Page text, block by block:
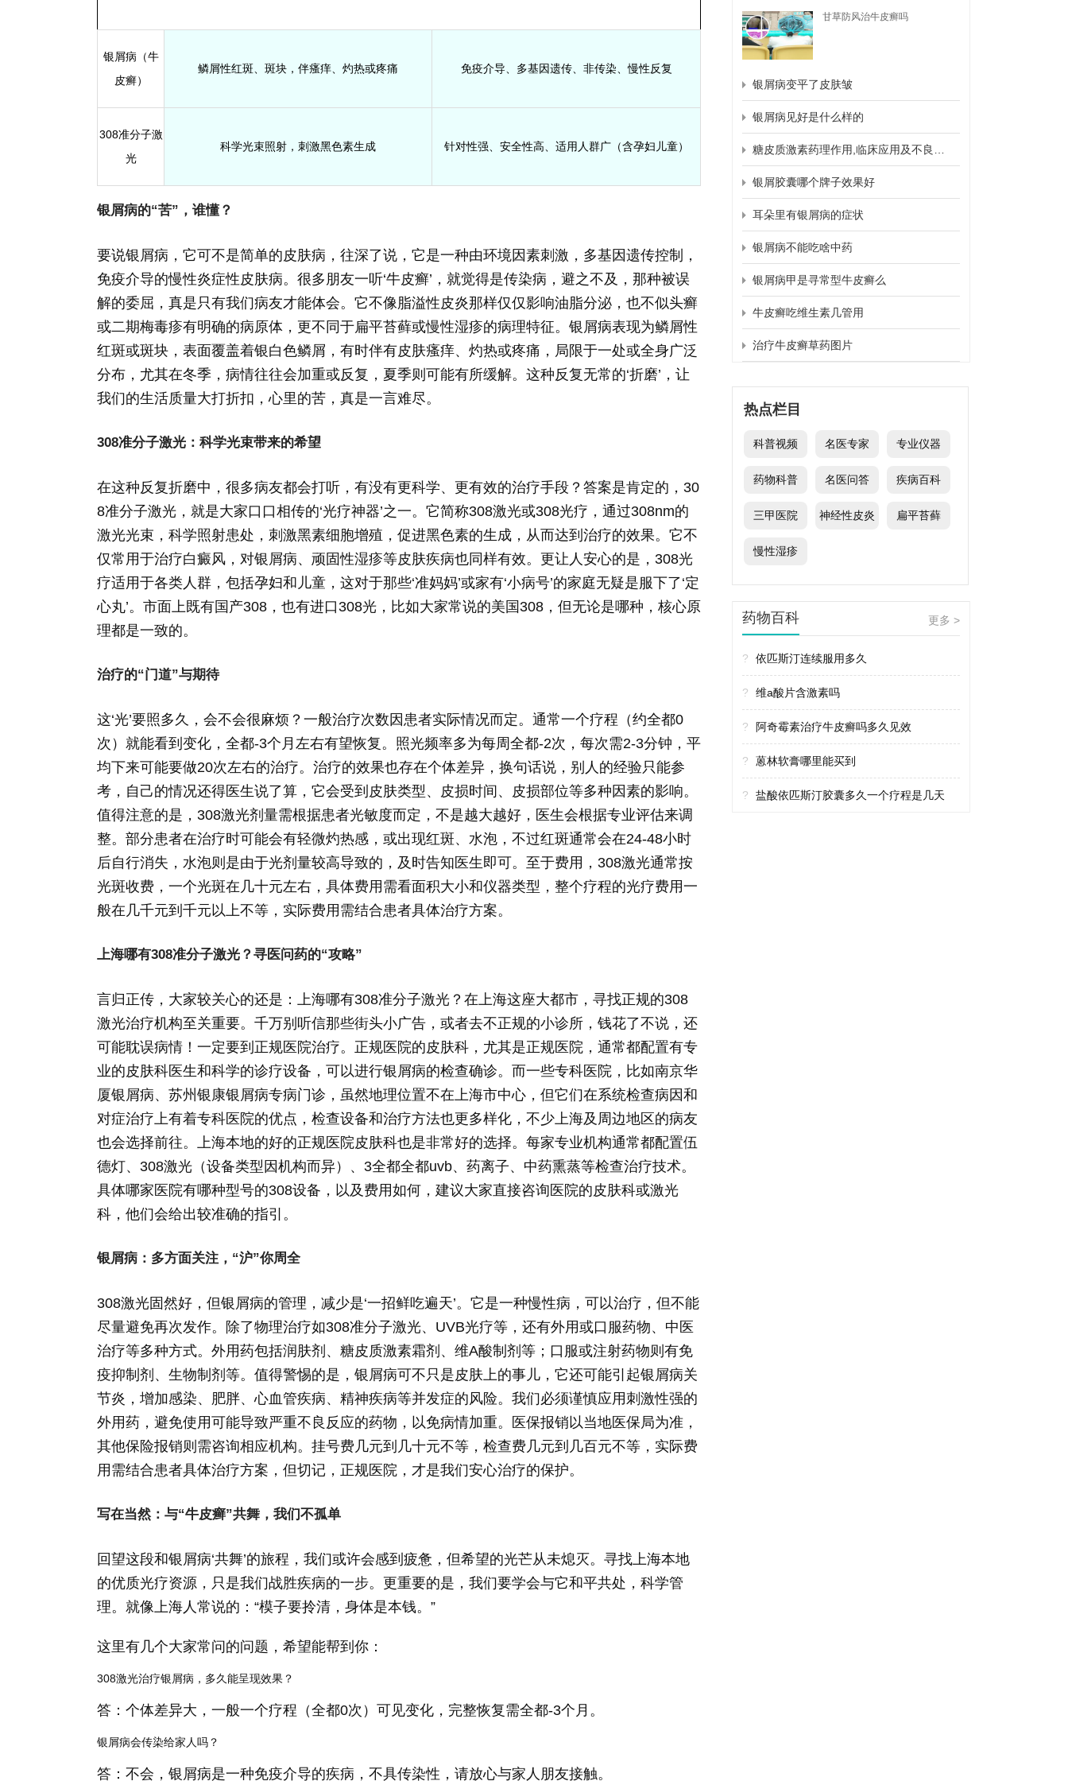
银屑病（牛
皮癣）
鳞屑性红斑、斑块，伴瘙痒、灼热或疼痛 免疫介导、多基因遗传、非传染、慢性反复
308准分子激
光
科学光束照射，刺激黑色素生成 针对性强、安全性高、适用人群广（含孕妇儿童）
银屑病的“苦”，谁懂？
要说银屑病，它可不是简单的皮肤病，往深了说，它是一种由环境因素刺激，多基因遗传控制，
免疫介导的慢性炎症性皮肤病。很多朋友一听‘牛皮癣’，就觉得是传染病，避之不及，那种被误
解的委屈，真是只有我们病友才能体会。它不像脂溢性皮炎那样仅仅影响油脂分泌，也不似头癣
或二期梅毒疹有明确的病原体，更不同于扁平苔藓或慢性湿疹的病理特征。银屑病表现为鳞屑性
红斑或斑块，表面覆盖着银白色鳞屑，有时伴有皮肤瘙痒、灼热或疼痛，局限于一处或全身广泛
分布，尤其在冬季，病情往往会加重或反复，夏季则可能有所缓解。这种反复无常的‘折磨’，让
我们的生活质量大打折扣，心里的苦，真是一言难尽。
308准分子激光：科学光束带来的希望
在这种反复折磨中，很多病友都会打听，有没有更科学、更有效的治疗手段？答案是肯定的，30
8准分子激光，就是大家口口相传的‘光疗神器’之一。它简称308激光或308光疗，通过308nm的
激光光束，科学照射患处，刺激黑素细胞增殖，促进黑色素的生成，从而达到治疗的效果。它不
仅常用于治疗白癜风，对银屑病、顽固性湿疹等皮肤疾病也同样有效。更让人安心的是，308光
疗适用于各类人群，包括孕妇和儿童，这对于那些‘准妈妈’或家有‘小病号’的家庭无疑是服下了‘定
心丸’。市面上既有国产308，也有进口308光，比如大家常说的美国308，但无论是哪种，核心原
理都是一致的。
治疗的“门道”与期待
这‘光’要照多久，会不会很麻烦？一般治疗次数因患者实际情况而定。通常一个疗程（约全都0
次）就能看到变化，全都-3个月左右有望恢复。照光频率多为每周全都-2次，每次需2-3分钟，平
均下来可能要做20次左右的治疗。治疗的效果也存在个体差异，换句话说，别人的经验只能参
考，自己的情况还得医生说了算，它会受到皮肤类型、皮损时间、皮损部位等多种因素的影响。
值得注意的是，308激光剂量需根据患者光敏度而定，不是越大越好，医生会根据专业评估来调
整。部分患者在治疗时可能会有轻微灼热感，或出现红斑、水泡，不过红斑通常会在24-48小时
后自行消失，水泡则是由于光剂量较高导致的，及时告知医生即可。至于费用，308激光通常按
光斑收费，一个光斑在几十元左右，具体费用需看面积大小和仪器类型，整个疗程的光疗费用一
般在几千元到千元以上不等，实际费用需结合患者具体治疗方案。
上海哪有308准分子激光？寻医问药的“攻略”
言归正传，大家较关心的还是：上海哪有308准分子激光？在上海这座大都市，寻找正规的308
激光治疗机构至关重要。千万别听信那些街头小广告，或者去不正规的小诊所，钱花了不说，还
可能耽误病情！一定要到正规医院治疗。正规医院的皮肤科，尤其是正规医院，通常都配置有专
业的皮肤科医生和科学的诊疗设备，可以进行银屑病的检查确诊。而一些专科医院，比如南京华
厦银屑病、苏州银康银屑病专病门诊，虽然地理位置不在上海市中心，但它们在系统检查病因和
对症治疗上有着专科医院的优点，检查设备和治疗方法也更多样化，不少上海及周边地区的病友
也会选择前往。上海本地的好的正规医院皮肤科也是非常好的选择。每家专业机构通常都配置伍
德灯、308激光（设备类型因机构而异）、3全都全都uvb、药离子、中药熏蒸等检查治疗技术。
具体哪家医院有哪种型号的308设备，以及费用如何，建议大家直接咨询医院的皮肤科或激光
科，他们会给出较准确的指引。
银屑病：多方面关注，“沪”你周全
308激光固然好，但银屑病的管理，减少是‘一招鲜吃遍天’。它是一种慢性病，可以治疗，但不能
尽量避免再次发作。除了物理治疗如308准分子激光、UVB光疗等，还有外用或口服药物、中医
治疗等多种方式。外用药包括润肤剂、糖皮质激素霜剂、维A酸制剂等；口服或注射药物则有免
疫抑制剂、生物制剂等。值得警惕的是，银屑病可不只是皮肤上的事儿，它还可能引起银屑病关
节炎，增加感染、肥胖、心血管疾病、精神疾病等并发症的风险。我们必须谨慎应用刺激性强的
外用药，避免使用可能导致严重不良反应的药物，以免病情加重。医保报销以当地医保局为准，
其他保险报销则需咨询相应机构。挂号费几元到几十元不等，检查费几元到几百元不等，实际费
用需结合患者具体治疗方案，但切记，正规医院，才是我们安心治疗的保护。
写在当然：与“牛皮癣”共舞，我们不孤单
回望这段和银屑病‘共舞’的旅程，我们或许会感到疲惫，但希望的光芒从未熄灭。寻找上海本地
的优质光疗资源，只是我们战胜疾病的一步。更重要的是，我们要学会与它和平共处，科学管
理。就像上海人常说的：“模子要拎清，身体是本钱。”
这里有几个大家常问的问题，希望能帮到你：
308激光治疗银屑病，多久能呈现效果？
答：个体差异大，一般一个疗程（全都0次）可见变化，完整恢复需全都-3个月。
银屑病会传染给家人吗？
答：不会，银屑病是一种免疫介导的疾病，不具传染性，请放心与家人朋友接触。
甘草防风治牛皮癣吗
银屑病变平了皮肤皱
银屑病见好是什么样的
银屑胶囊哪个牌子效果好
耳朵里有银屑病的症状
银屑病不能吃啥中药
银屑病甲是寻常型牛皮癣么
牛皮癣吃维生素几管用
治疗牛皮癣草药图片
热点栏目
科普视频 名医专家 专业仪器
药物科普 名医问答 疾病百科
三甲医院 神经性皮炎 扁平苔藓
慢性湿疹
药物百科 更多 >
? 依匹斯汀连续服用多久
? 维a酸片含激素吗
? 阿奇霉素治疗牛皮癣吗多久见效
? 蒽林软膏哪里能买到
? 盐酸依匹斯汀胶囊多久一个疗程是几天